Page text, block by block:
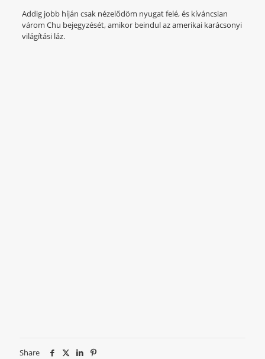
Addig jobb híján csak nézelődöm nyugat felé, és kíváncsian
várom Chu bejegyzését, amikor beindul az amerikai karácsonyi
világítási láz.
Share